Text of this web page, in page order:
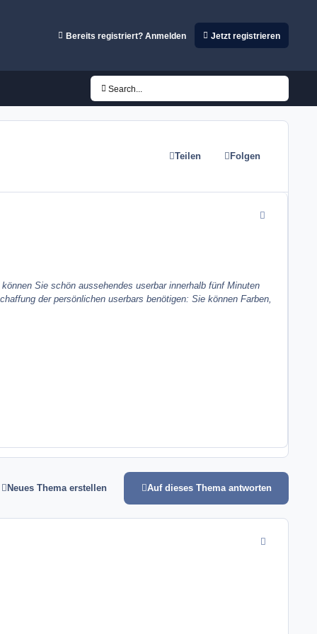
Bereits registriert? Anmelden Jetzt registrieren
Search...
Teilen Folgen
comment_48311
Sie schön aussehendes userbar innerhalb fünf Minuten
der persönlichen userbars benötigen: Sie können Farben,
Neues Thema erstellen Auf dieses Thema antworten